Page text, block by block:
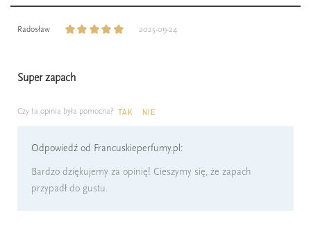
Radosław 2025-09-24
Super zapach
Czy ta opinia była pomocna? TAK NIE
Odpowiedź od Francuskieperfumy.pl:
Bardzo dziękujemy za opinię! Cieszymy się, że zapach
przypadł do gustu.